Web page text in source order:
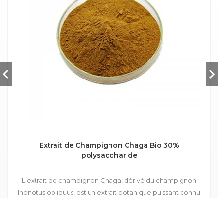
Extrait de Champignon Chaga Bio 30%
polysaccharide
L'extrait de champignon Chaga, dérivé du champignon
Inonotus obliquus, est un extrait botanique puissant connu